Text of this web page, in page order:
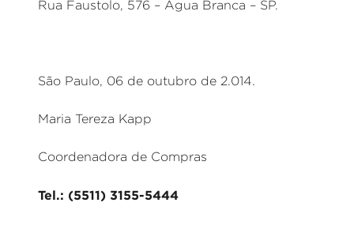
Rua Faustolo, 576 – Água Branca – SP.
São Paulo, 06 de outubro de 2.014.
Maria Tereza Kapp
Coordenadora de Compras
Tel.: (5511) 3155-5444